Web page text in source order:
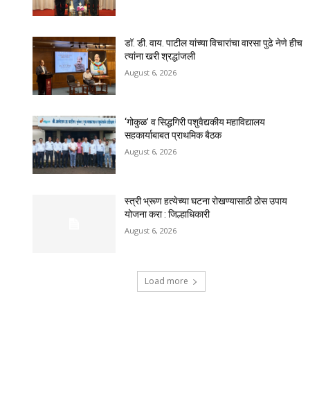
डॉ. डी. वाय. पाटील यांच्या विचारांचा वारसा पुढे नेणे हीच
त्यांना खरी श्रद्धांजली
August 6, 2026
‘गोकुळ’ व सिद्धगिरी पशुवैद्यकीय महाविद्यालय
सहकार्याबाबत प्राथमिक बैठक
August 6, 2026
स्त्री भ्रूण हत्येच्या घटना रोखण्यासाठी ठोस उपाय
योजना करा : जिल्हाधिकारी
August 6, 2026
Load more